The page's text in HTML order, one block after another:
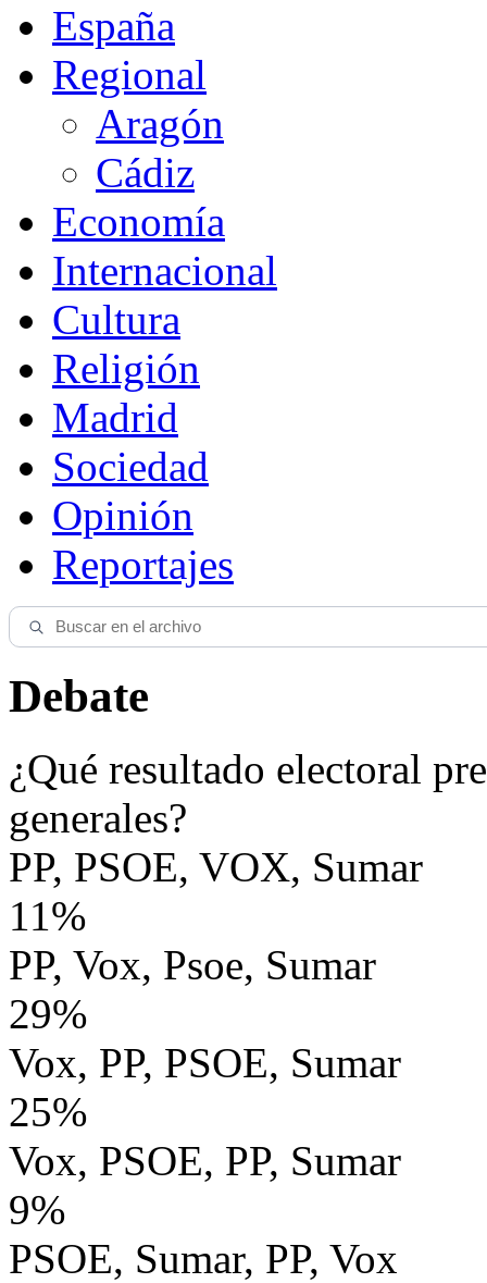
España
Regional
Aragón
Cádiz
Economía
Internacional
Cultura
Religión
Madrid
Sociedad
Opinión
Reportajes
Debate
¿Qué resultado electoral
generales?
PP, PSOE, VOX, Sumar
11%
PP, Vox, Psoe, Sumar
29%
Vox, PP, PSOE, Sumar
25%
Vox, PSOE, PP, Sumar
9%
PSOE, Sumar, PP, Vox